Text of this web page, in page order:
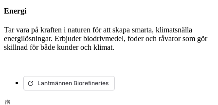
Energi
Tar vara på kraften i naturen för att skapa smarta, klimatsnälla
energilösningar. Erbjuder biodrivmedel, foder och råvaror som gör
skillnad för både kunder och klimat.
Lantmännen Biorefineries